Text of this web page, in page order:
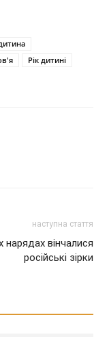
Рік дитині
наступна стаття
вінчалися
російські зірки